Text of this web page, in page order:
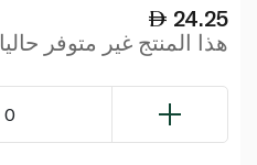
24.25
هذا المنتج غير متوفر حاليا
0